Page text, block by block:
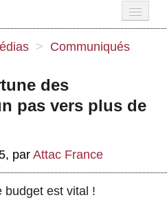
> Communiqués
des
pas vers plus de
, par Attac France
budget est vital !